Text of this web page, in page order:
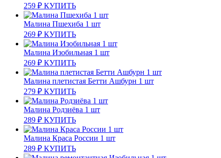
259 ₽ КУПИТЬ
Малина Пшехиба 1 шт
269 ₽ КУПИТЬ
Малина Изобильная 1 шт
269 ₽ КУПИТЬ
Малина плетистая Бетти Ашбурн 1 шт
279 ₽ КУПИТЬ
Малина Родзиёва 1 шт
289 ₽ КУПИТЬ
Малина Краса России 1 шт
289 ₽ КУПИТЬ